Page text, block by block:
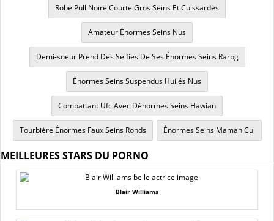
Robe Pull Noire Courte Gros Seins Et Cuissardes
Amateur Énormes Seins Nus
Demi-soeur Prend Des Selfies De Ses Énormes Seins Rarbg
Énormes Seins Suspendus Huilés Nus
Combattant Ufc Avec Dénormes Seins Hawian
Tourbière Énormes Faux Seins Ronds Énormes Seins Maman Cul
MEILLEURES STARS DU PORNO
Blair Williams